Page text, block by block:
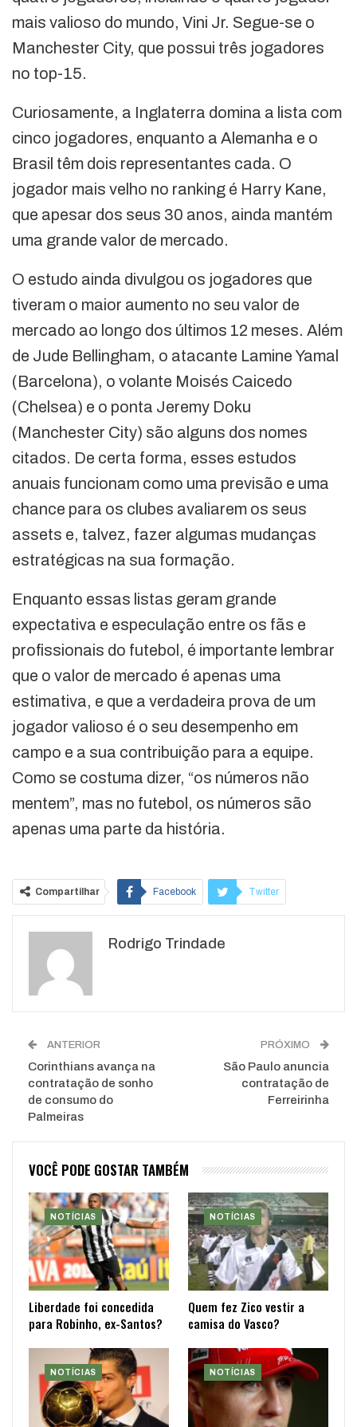
mais valioso do mundo, Vini Jr. Segue-se o
Manchester City, que possui três jogadores
no top-15.
Curiosamente, a Inglaterra domina a lista com
cinco jogadores, enquanto a Alemanha e o
Brasil têm dois representantes cada. O
jogador mais velho no ranking é Harry Kane,
que apesar dos seus 30 anos, ainda mantém
uma grande valor de mercado.
O estudo ainda divulgou os jogadores que
tiveram o maior aumento no seu valor de
mercado ao longo dos últimos 12 meses. Além
de Jude Bellingham, o atacante Lamine Yamal
(Barcelona), o volante Moisés Caicedo
(Chelsea) e o ponta Jeremy Doku
(Manchester City) são alguns dos nomes
citados. De certa forma, esses estudos
anuais funcionam como uma previsão e uma
chance para os clubes avaliarem os seus
assets e, talvez, fazer algumas mudanças
estratégicas na sua formação.
Enquanto essas listas geram grande
expectativa e especulação entre os fãs e
profissionais do futebol, é importante lembrar
que o valor de mercado é apenas uma
estimativa, e que a verdadeira prova de um
jogador valioso é o seu desempenho em
campo e a sua contribuição para a equipe.
Como se costuma dizer, “os números não
mentem”, mas no futebol, os números são
apenas uma parte da história.
Compartilhar Facebook Twitter
WhatsApp
Rodrigo Trindade
ANTERIOR
Corinthians avança na
contratação de sonho
de consumo do
Palmeiras
PRÓXIMO
São Paulo anuncia
contratação de
Ferreirinha
VOCÊ PODE GOSTAR TAMBÉM
NOTÍCIAS
Liberdade foi concedida
para Robinho, ex-Santos?
NOTÍCIAS
Quem fez Zico vestir a
camisa do Vasco?
NOTÍCIAS NOTÍCIAS